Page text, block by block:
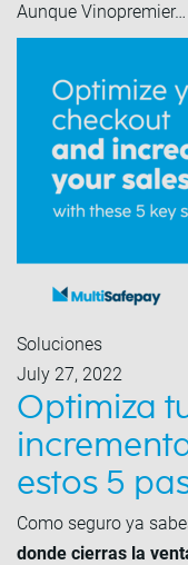
Aunque Vinopremier…
Soluciones
July 27, 2022
Optimiza
estos 5
Como seguro ya
donde cierras la